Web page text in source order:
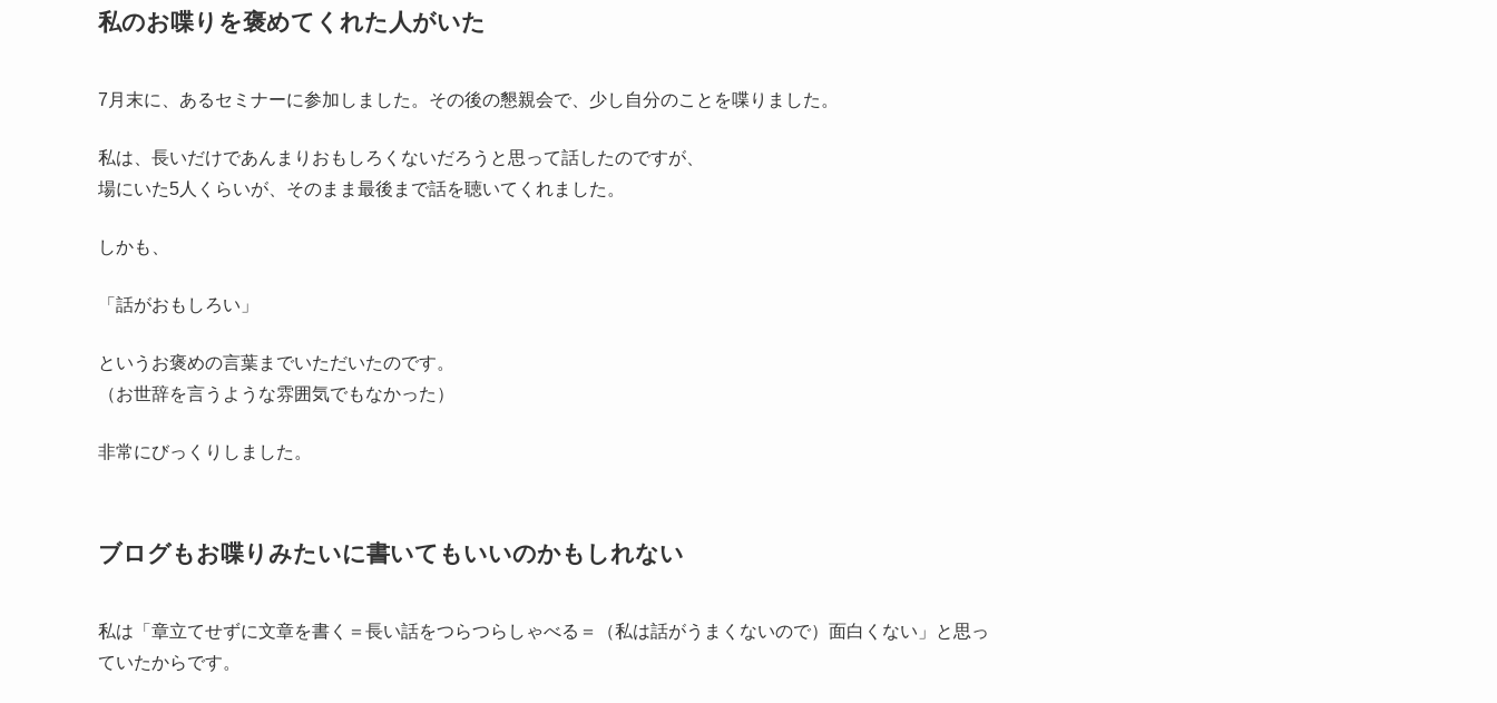
私のお喋りを褒めてくれた人がいた
7月末に、あるセミナーに参加しました。その後の懇親会で、少し自分のことを喋りました。
私は、長いだけであんまりおもしろくないだろうと思って話したのですが、
場にいた5人くらいが、そのまま最後まで話を聴いてくれました。
しかも、
「話がおもしろい」
というお褒めの言葉までいただいたのです。
（お世辞を言うような雰囲気でもなかった）
非常にびっくりしました。
ブログもお喋りみたいに書いてもいいのかもしれない
私は「章立てせずに文章を書く＝長い話をつらつらしゃべる＝（私は話がうまくないので）面白くない」と思っ
ていたからです。